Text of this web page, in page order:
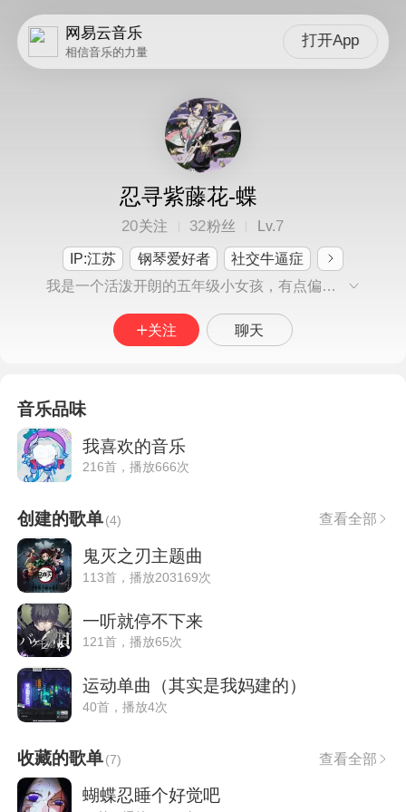
网易云音乐
相信音乐的力量
打开App
忍寻紫藤花-蝶
20关注 32粉丝 Lv.7
IP:江苏 钢琴爱好者
社交牛逼症
我是一个活泼开朗的五年级小女孩，有点偏科，英语很好，数学很差，当然我也在为此努力着。我喜欢听初音未来的歌，也喜欢听funk。我爱看鬼灭之刃，真的很好看呢。欢迎大家来跟我交朋友！
关注 聊天
音乐品味
我喜欢的音乐
216首，播放666次
创建的歌单(4) 查看全部
鬼灭之刃主题曲
113首，播放203169次
一听就停不下来
121首，播放65次
运动单曲（其实是我妈建的）
40首，播放4次
收藏的歌单(7) 查看全部
蝴蝶忍睡个好觉吧